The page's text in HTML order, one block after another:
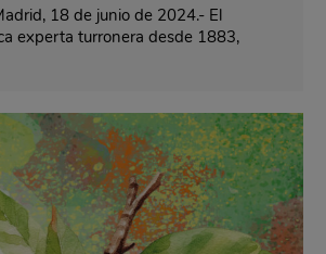
18 de junio de 2024.- El
experta turronera desde 1883,